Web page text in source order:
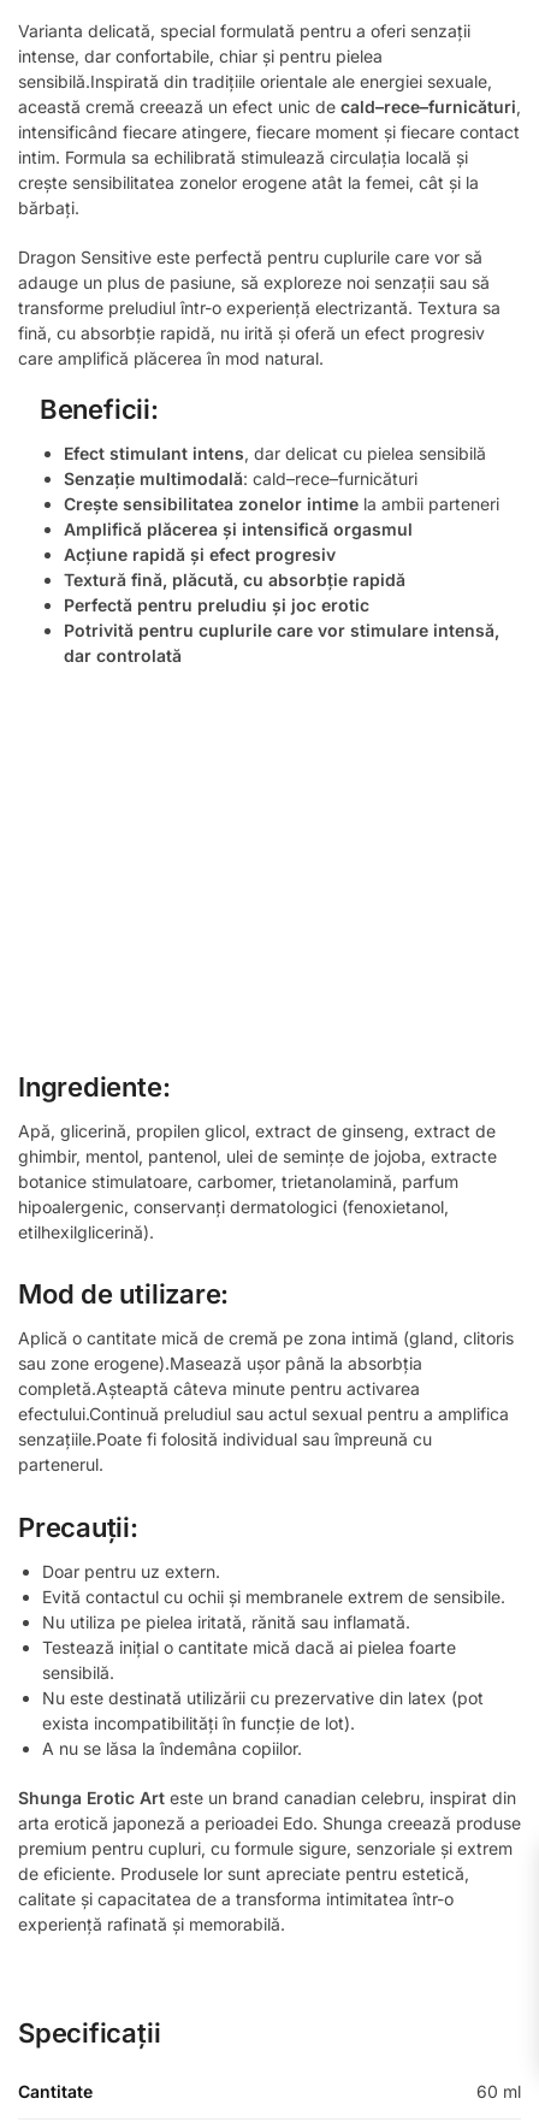
Varianta delicată, special formulată pentru a oferi senzații
intense, dar confortabile, chiar și pentru pielea
sensibilă.Inspirată din tradițiile orientale ale energiei sexuale,
această cremă creează un efect unic de cald–rece–furnicături,
intensificând fiecare atingere, fiecare moment și fiecare contact
intim. Formula sa echilibrată stimulează circulația locală și
crește sensibilitatea zonelor erogene atât la femei, cât și la
bărbați.
Dragon Sensitive este perfectă pentru cuplurile care vor să
adauge un plus de pasiune, să exploreze noi senzații sau să
transforme preludiul într-o experiență electrizantă. Textura sa
fină, cu absorbție rapidă, nu irită și oferă un efect progresiv
care amplifică plăcerea în mod natural.
Beneficii:
Efect stimulant intens, dar delicat cu pielea sensibilă
Senzație multimodală: cald–rece–furnicături
Crește sensibilitatea zonelor intimela ambii parteneri
Amplifică plăcerea și intensifică orgasmul
Acțiune rapidă și efect progresiv
Textură fină, plăcută, cu absorbție rapidă
Perfectă pentru preludiu și joc erotic
Potrivită pentru cuplurile care vor stimulare intensă,
dar controlată
Ingrediente:
Apă, glicerină, propilen glicol, extract de ginseng, extract de
ghimbir, mentol, pantenol, ulei de semințe de jojoba, extracte
botanice stimulatoare, carbomer, trietanolamină, parfum
hipoalergenic, conservanți dermatologici (fenoxietanol,
etilhexilglicerină).
Mod de utilizare:
Aplică o cantitate mică de cremă pe zona intimă (gland, clitoris
sau zone erogene).Masează ușor până la absorbția
completă.Așteaptă câteva minute pentru activarea
efectului.Continuă preludiul sau actul sexual pentru a amplifica
senzațiile.Poate fi folosită individual sau împreună cu
partenerul.
Precauții:
Doar pentru uz extern.
Evită contactul cu ochii și membranele extrem de sensibile.
Nu utiliza pe pielea iritată, rănită sau inflamată.
Testează inițial o cantitate mică dacă ai pielea foarte
sensibilă.
Nu este destinată utilizării cu prezervative din latex (pot
exista incompatibilități în funcție de lot).
A nu se lăsa la îndemâna copiilor.
Shunga Erotic Art este un brand canadian celebru, inspirat din
arta erotică japoneză a perioadei Edo. Shunga creează produse
premium pentru cupluri, cu formule sigure, senzoriale și extrem
de eficiente. Produsele lor sunt apreciate pentru estetică,
calitate și capacitatea de a transforma intimitatea într-o
experiență rafinată și memorabilă.
Specificații
Cantitate 60 ml